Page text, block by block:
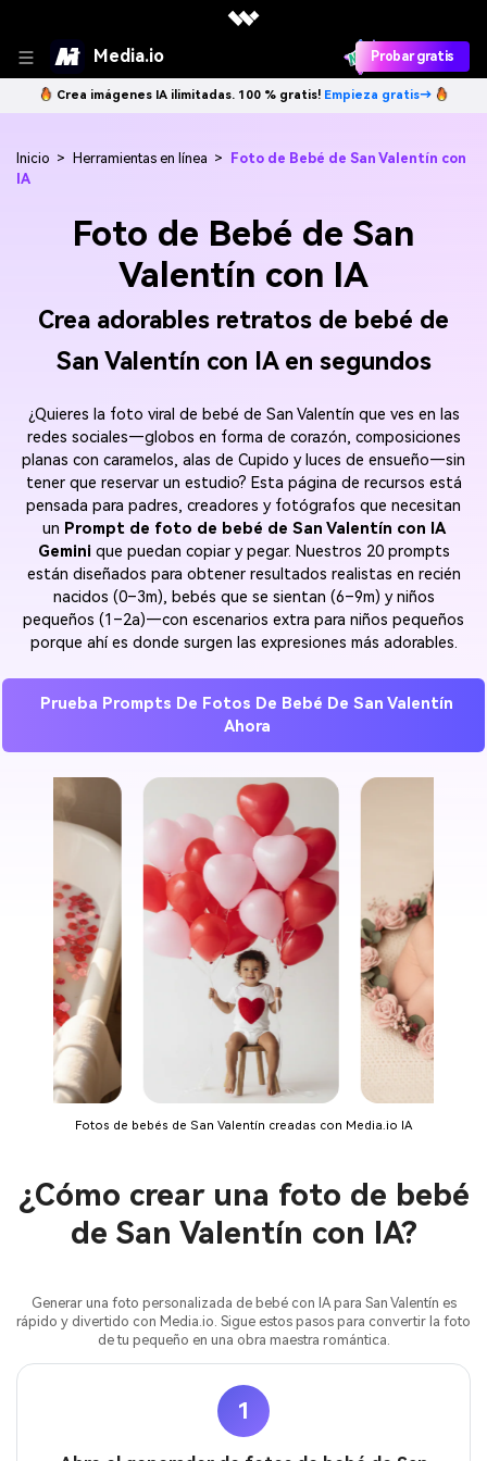
Media.io Probar gratis
Crea imágenes IA ilimitadas. 100 % gratis! Empieza gratis→
Inicio > Herramientas en línea >
Foto de Bebé de San Valentín con
IA
Foto de Bebé de San
Valentín con IA
Crea adorables retratos de bebé de
San Valentín con IA en segundos
¿Quieres la foto viral de bebé de San Valentín que ves en las
redes sociales—globos en forma de corazón, composiciones
planas con caramelos, alas de Cupido y luces de ensueño—sin
tener que reservar un estudio? Esta página de recursos está
pensada para padres, creadores y fotógrafos que necesitan
un Prompt de foto de bebé de San Valentín con IA
Gemini que puedan copiar y pegar. Nuestros 20 prompts
están diseñados para obtener resultados realistas en recién
nacidos (0–3m), bebés que se sientan (6–9m) y niños
pequeños (1–2a)—con escenarios extra para niños pequeños
porque ahí es donde surgen las expresiones más adorables.
Prueba Prompts De Fotos De Bebé De San Valentín
Ahora
Fotos de bebés de San Valentín creadas con Media.io IA
¿Cómo crear una foto de bebé
de San Valentín con IA?
Generar una foto personalizada de bebé con IA para San Valentín es
rápido y divertido con Media.io. Sigue estos pasos para convertir la foto
de tu pequeño en una obra maestra romántica.
1